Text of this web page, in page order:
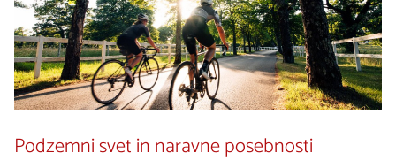
Podzemni svet in naravne posebnosti